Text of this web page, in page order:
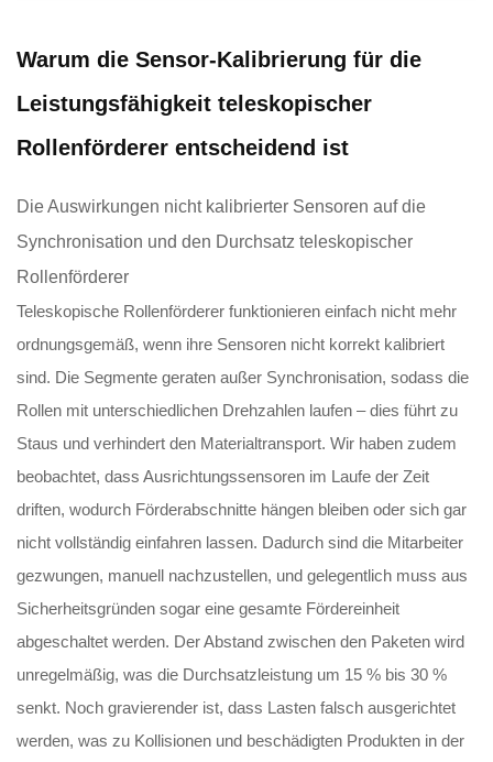
Warum die Sensor-Kalibrierung für die
Leistungsfähigkeit teleskopischer
Rollenförderer entscheidend ist
Die Auswirkungen nicht kalibrierter Sensoren auf die
Synchronisation und den Durchsatz teleskopischer
Rollenförderer
Teleskopische Rollenförderer funktionieren einfach nicht mehr
ordnungsgemäß, wenn ihre Sensoren nicht korrekt kalibriert
sind. Die Segmente geraten außer Synchronisation, sodass die
Rollen mit unterschiedlichen Drehzahlen laufen – dies führt zu
Staus und verhindert den Materialtransport. Wir haben zudem
beobachtet, dass Ausrichtungssensoren im Laufe der Zeit
driften, wodurch Förderabschnitte hängen bleiben oder sich gar
nicht vollständig einfahren lassen. Dadurch sind die Mitarbeiter
gezwungen, manuell nachzustellen, und gelegentlich muss aus
Sicherheitsgründen sogar eine gesamte Fördereinheit
abgeschaltet werden. Der Abstand zwischen den Paketen wird
unregelmäßig, was die Durchsatzleistung um 15 % bis 30 %
senkt. Noch gravierender ist, dass Lasten falsch ausgerichtet
werden, was zu Kollisionen und beschädigten Produkten in der